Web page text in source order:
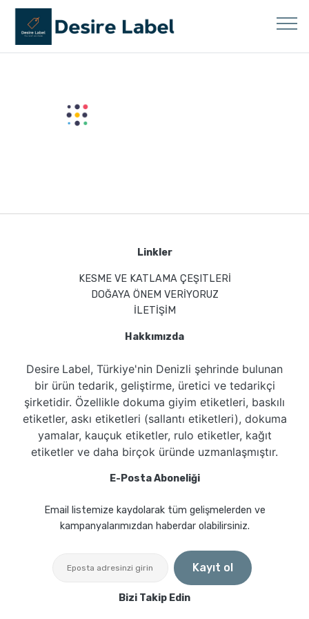
Linkler
KESME VE KATLAMA ÇEŞITLERİ
DOĞAYA ÖNEM VERİYORUZ
İLETİŞİM
Hakkımızda
Desire Label, Türkiye'nin Denizli şehrinde bulunan
bir ürün tedarik, geliştirme, üretici ve tedarikçi
şirketidir. Özellikle dokuma giyim etiketleri, baskılı
etiketler, askı etiketleri (sallantı etiketleri), dokuma
yamalar, kauçuk etiketler, rulo etiketler, kağıt
etiketler ve daha birçok üründe uzmanlaşmıştır.
E-Posta Aboneliği
Email listemize kaydolarak tüm gelişmelerden ve
kampanyalarımızdan haberdar olabilirsiniz.
Kayıt ol
Bizi Takip Edin